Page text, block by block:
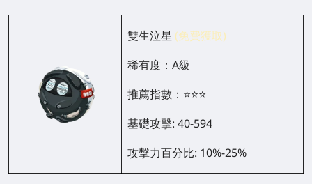
雙生泣星 (免費獲取)
稀有度：A級
推薦指數：⭐⭐⭐
基礎攻擊: 40-594
攻擊力百分比: 10%-25%